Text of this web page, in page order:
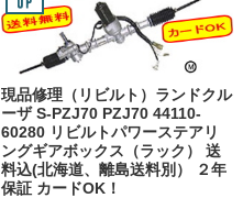
現品修理（リビルト）ランドクル
ーザ S-PZJ70 PZJ70 44110-
60280 リビルトパワーステアリ
ングギアボックス（ラック） 送
料込(北海道、離島送料別） ２年
保証 カードOK！